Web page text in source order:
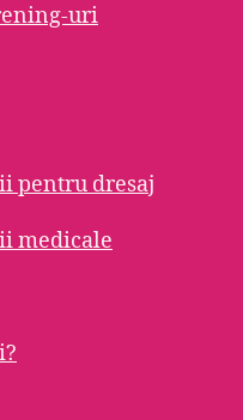
uri
pentru dresaj
medicale